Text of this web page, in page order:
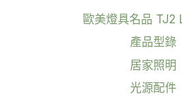
歐美燈具名品 TJ2
產品型錄
居家照明
光源配件